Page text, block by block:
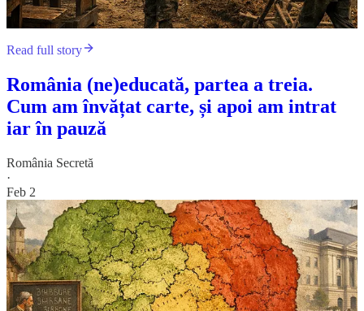
Read full story
România (ne)educată, partea a treia.
Cum am învățat carte, și apoi am intrat
iar în pauză
România Secretă
·
Feb 2